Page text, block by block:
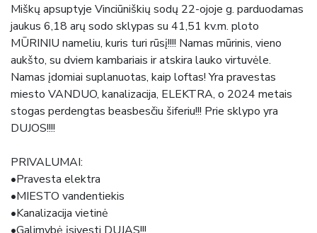
Miškų apsuptyje Vinciūniškių sodų 22-ojoje g. parduodamas
jaukus 6,18 arų sodo sklypas su 41,51 kv.m. ploto
MŪRINIU nameliu, kuris turi rūsį!!!! Namas mūrinis, vieno
aukšto, su dviem kambariais ir atskira lauko virtuvėle.
Namas įdomiai suplanuotas, kaip loftas! Yra pravestas
miesto VANDUO, kanalizacija, ELEKTRA, o 2024 metais
stogas perdengtas beasbesčiu šiferiu!!! Prie sklypo yra
DUJOS!!!!
PRIVALUMAI:
•Pravesta elektra
•MIESTO vandentiekis
•Kanalizacija vietinė
•Galimybė įsivesti DUJAS!!!